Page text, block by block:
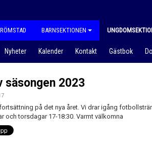
BARNSEKTIONEN
Nyheter Kalender Kontakt Gästbok
säsongen 2023
på det nya året. Vi drar igång
och torsdagar 17-18:30. Varmt välkomna